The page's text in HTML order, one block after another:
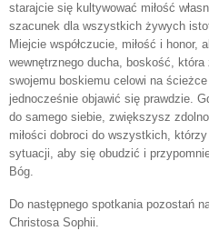
starajcie się kultywować miłość
szacunek dla wszystkich żywych
Miejcie współczucie, miłość i honor,
wewnętrznego ducha, boskość,
swojemu boskiemu celowi na
jednocześnie objawić się prawdzie.
do samego siebie, zwiększysz
miłości dobroci do wszystkich,
sytuacji, aby się obudzić i
Bóg.
Do następnego spotkania pozostań
Christosa Sophii.